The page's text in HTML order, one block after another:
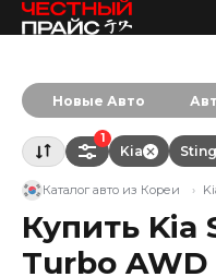
Новые Авто
1
Kia
Каталог авто из Кореи
Купить Kia
Turbo